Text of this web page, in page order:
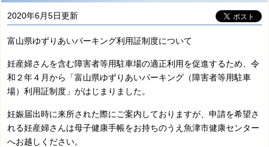
2020年6月5日更新
富山県ゆずりあいパーキング利用証制度について
妊産婦さんを含む障害者等用駐車場の適正利用を促進するため、令
和２年４月から「富山県ゆずりあいパーキング（障害者等用駐車
場）利用証制度」がはじまりました。
妊娠届出時に来所された際にご案内しておりますが、申請を希望さ
れる妊産婦さんは母子健康手帳をお持ちのうえ魚津市健康センター
へお越しください。